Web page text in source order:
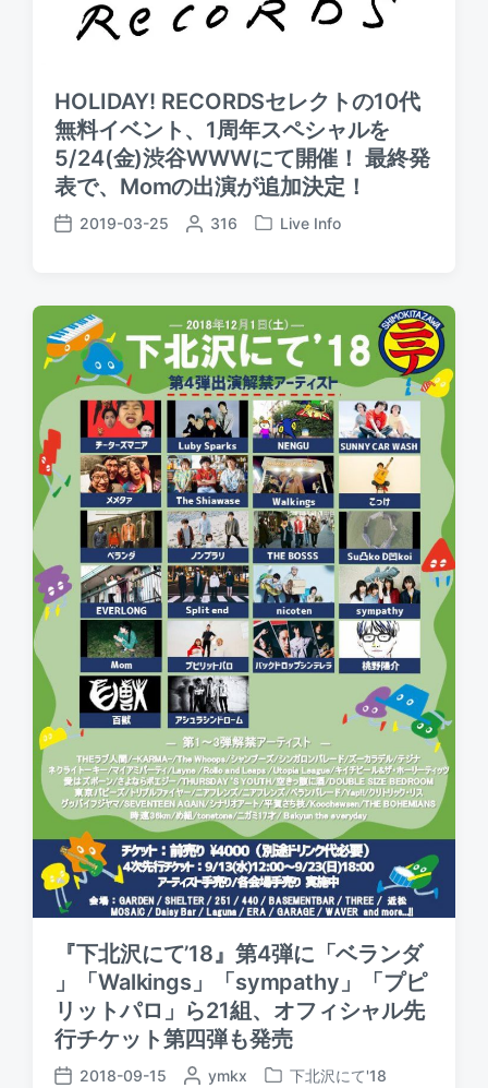
HOLIDAY! RECORDSセレクトの10代
無料イベント、1周年スペシャルを
5/24(金)渋谷WWWにて開催！ 最終発
表で、Momの出演が追加決定！
P
t
d
a
e
2019-03-25
P
e
d
b
y
316
P
t
e
d
i
n
Live Info
『下北沢にて’18』第4弾に「ベランダ
」「Walkings」「sympathy」「プピ
リットパロ」ら21組、オフィシャル先
行チケット第四弾も発売
2018-09-15 P ymkx 下北沢にて'18